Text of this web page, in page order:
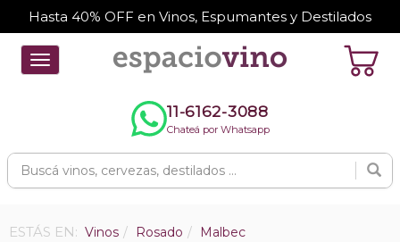
Hasta 40% OFF en Vinos, Espumantes y Destilados
Toggle
navigation
11-6162-3088
Chateá por Whatsapp
ESTÁS EN: Vinos Rosado
Malbec